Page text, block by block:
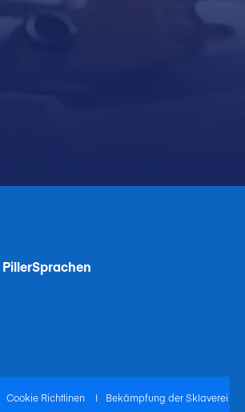
Sprachen
Cookie Richtlinen | Bekämpfung der Sklaverei